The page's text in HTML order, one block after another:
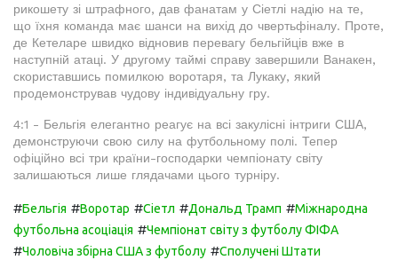
рикошету зі штрафного, дав фанатам у Сіетлі надію на те,
що їхня команда має шанси на вихід до чвертьфіналу. Проте,
де Кетеларе швидко відновив перевагу бельгійців вже в
наступній атаці. У другому таймі справу завершили Ванакен,
скориставшись помилкою воротаря, та Лукаку, який
продемонстрував чудову індивідуальну гру.
4:1 - Бельгія елегантно реагує на всі закулісні інтриги США,
демонструючи свою силу на футбольному полі. Тепер
офіційно всі три країни-господарки чемпіонату світу
залишаються лише глядачами цього турніру.
#Бельгія #Воротар #Сіетл #Дональд Трамп #Міжнародна
футбольна асоціація #Чемпіонат світу з футболу ФІФА
#Чоловіча збірна США з футболу #Сполучені Штати